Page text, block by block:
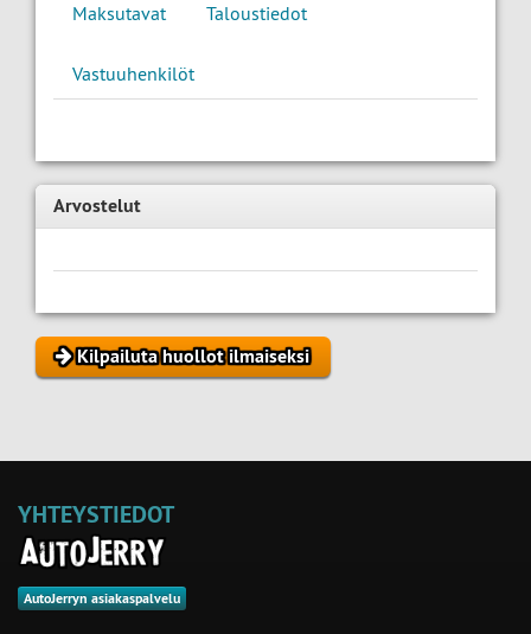
Maksutavat Taloustiedot
Vastuuhenkilöt
Arvostelut
Kilpailuta huollot ilmaiseksi
YHTEYSTIEDOT
AutoJerryn asiakaspalvelu